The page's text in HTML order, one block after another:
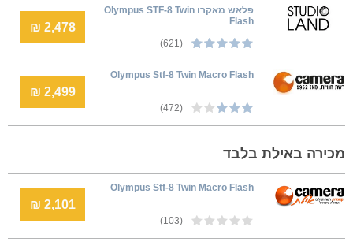
פלאש מאקרו Olympus STF-8 Twin
Flash
(621)
2,478 ₪
Olympus Stf-8 Twin Macro Flash
(472)
2,499 ₪
מכירה באילת בלבד
Olympus Stf-8 Twin Macro Flash
(103)
2,101 ₪